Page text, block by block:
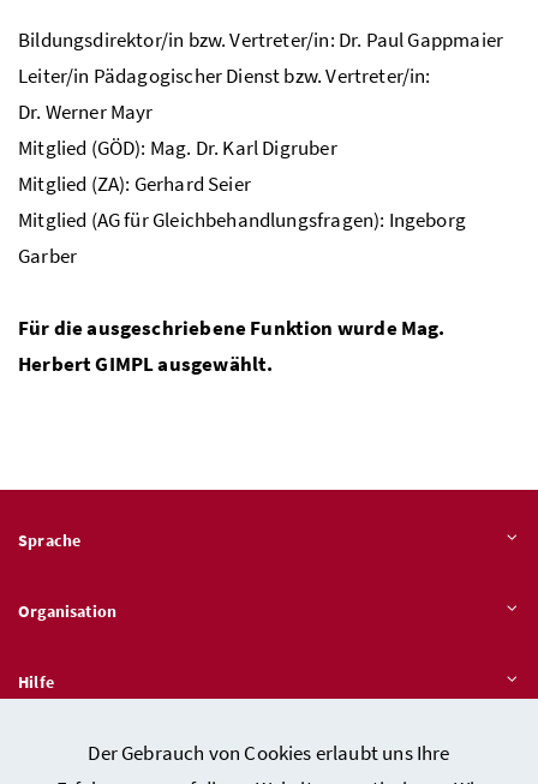
Der Gebrauch von Cookies erlaubt uns Ihre
Bildungsdirektor/in bzw. Vertreter/in: Dr. Paul Gappmaier
Leiter/in Pädagogischer Dienstbzw. Vertreter/in:
Dr. Werner Mayr
Mitglied (GÖD): Mag. Dr. Karl Digruber
Mitglied (ZA): Gerhard Seier
Mitglied (AGfür Gleichbehandlungsfragen): Ingeborg
Garber
Für die ausgeschriebene Funktion wurdeMag.
Herbert GIMPL ausgewählt.
Sprache
Organisation
Hilfe
Quicklinks